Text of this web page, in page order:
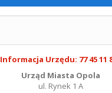
Informacja Urzędu: 77 45 11
Urząd Miasta Opola
ul. Rynek 1 A